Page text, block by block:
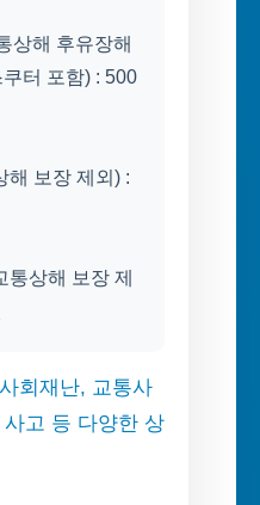
상해 후유장해
터 포함) : 500
해 보장 제외) :
통상해 보장 제
회재난, 교통사
사고 등 다양한 상